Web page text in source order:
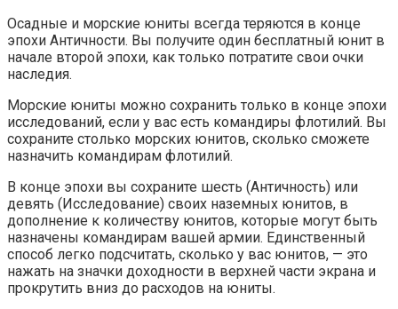
Осадные и морские юниты всегда теряются в конце
эпохи Античности. Вы получите один бесплатный юнит в
начале второй эпохи, как только потратите свои очки
наследия.
Морские юниты можно сохранить только в конце эпохи
исследований, если у вас есть командиры флотилий. Вы
сохраните столько морских юнитов, сколько сможете
назначить командирам флотилий.
В конце эпохи вы сохраните шесть (Античность) или
девять (Исследование) своих наземных юнитов, в
дополнение к количеству юнитов, которые могут быть
назначены командирам вашей армии. Единственный
способ легко подсчитать, сколько у вас юнитов, — это
нажать на значки доходности в верхней части экрана и
прокрутить вниз до расходов на юниты.